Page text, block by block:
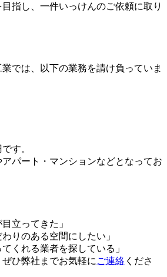
指し、一件いっけんのご依頼に取り
では、以下の業務を請け負っていま
す。
パート・マンションなどとなってお
立ってきた」
りのある空間にしたい」
くれる業者を探している」
ひ弊社までお気軽に ご連絡 くださ